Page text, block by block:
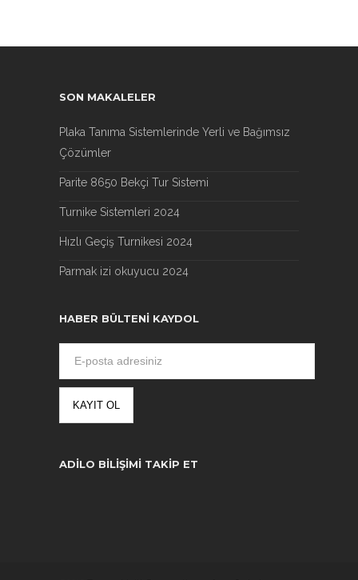
SON MAKALELER
Plaka Tanıma Sistemlerinde Yerli ve Bağımsız
Çözümler
Parite 8650 Bekçi Tur Sistemi
Turnike Sistemleri 2024
Hızlı Geçiş Turnikesi 2024
Parmak izi okuyucu 2024
HABER BÜLTENI KAYDOL
ADILO BILIŞIMI TAKIP ET